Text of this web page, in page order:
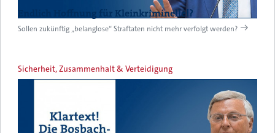
Endlich Hoffnung für Kleinkriminelle!?
Sollen zukünftig „belanglose“ Straftaten nicht mehr verfolgt werden?
Sicherheit, Zusammenhalt & Verteidigung